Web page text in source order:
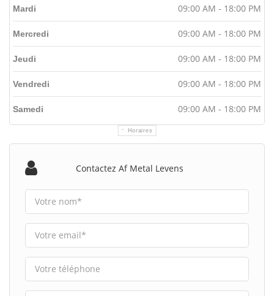
Horaires
Mardi 09:00 AM - 18:00 PM
Mercredi 09:00 AM - 18:00 PM
Jeudi 09:00 AM - 18:00 PM
Vendredi 09:00 AM - 18:00 PM
Samedi 09:00 AM - 18:00 PM
Contactez Af Metal Levens